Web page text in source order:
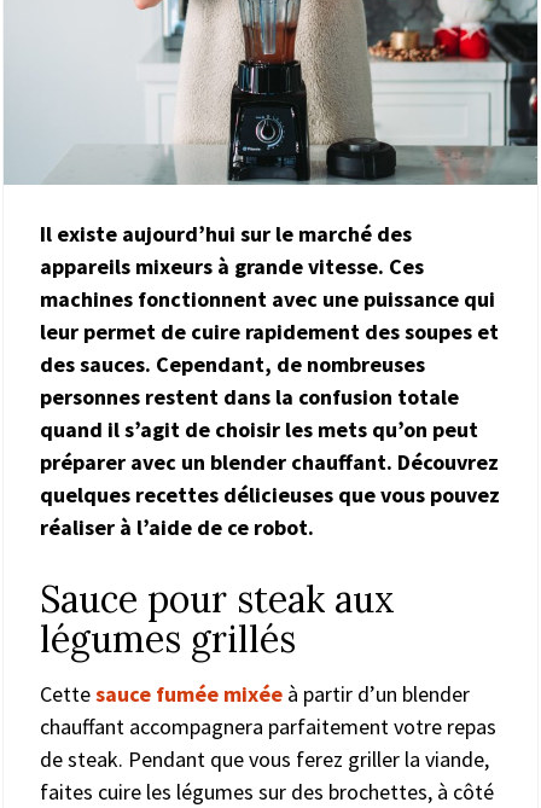
Il existe aujourd’hui sur le marché des
appareils mixeurs à grande vitesse. Ces
machines fonctionnent avec une puissance qui
leur permet de cuire rapidement des soupes et
des sauces. Cependant, de nombreuses
personnes restent dans la confusion totale
quand il s’agit de choisir les mets qu’on peut
préparer avec un blender chauffant. Découvrez
quelques recettes délicieuses que vous pouvez
réaliser à l’aide de ce robot.
Sauce pour steak aux
légumes grillés
Cettesauce fumée mixée à partir d’un blender
chauffant accompagnera parfaitement votre repas
de steak. Pendant que vous ferez griller la viande,
faites cuire les légumes sur des brochettes, à côté